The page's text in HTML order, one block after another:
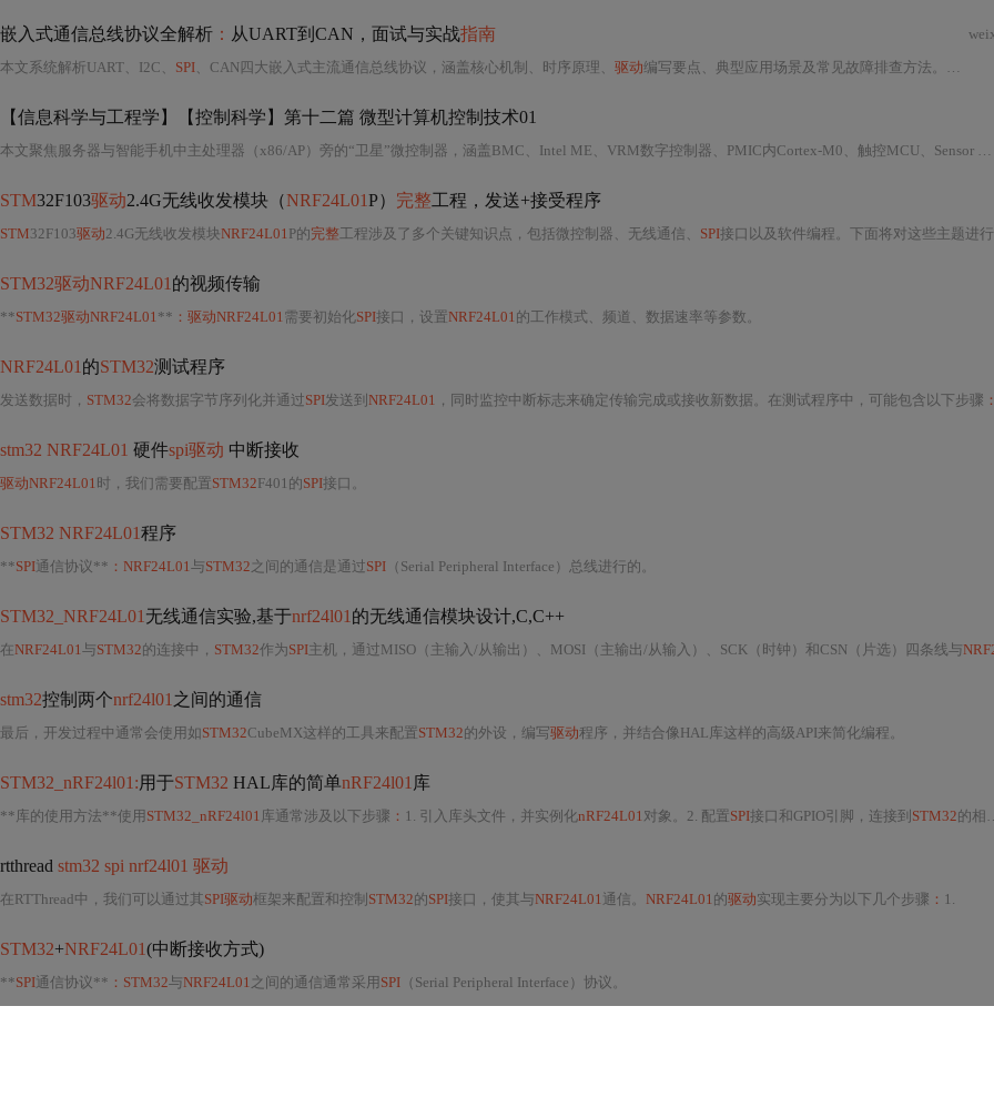
嵌入式通信总线协议全解析 ： 从UART到CAN，面试与实战指南
本文系统解析UART、I2C、 SPI、CAN四大嵌入式主流通信总线协议，涵盖核心机制、时序原理、 驱动编写要点、典型应用场景及常见故障排查方法。重点突出面试高频考点（如CAN非破坏性仲裁、I2C时钟拉伸、
【信息科学与工程学】【控制科学】第十二篇 微型计算机控制技术01
本文聚焦服务器与智能手机中主处理器（x86/AP）旁的“卫星”微控制器，涵盖BMC、Intel ME、VRM数字控制器、PMIC内Cortex-M0、触控MCU、Sensor Hub等。深入微架构层面，分析Mailbox/Doorbell通信机制、Always-on电源域、唤醒延迟、PMBus/SVID/I3C/eSPI协议、协同时序及关键寄存器接口，并给出典型参数如AST2500 ARM1176频率、SVID 16位VID、Sensor Hub唤醒2.5μs等。
STM32F103驱动2.4G无线收发模块（NRF24L01P） 完整工程，发送+接受程序
STM32F103驱动2.4G无线收发模块NRF24L01P的完整工程涉及了多个关键知识点，包括微控制器、无线通信、 SPI接口以及软件编程。下面将对这些主题进行详细
STM32驱动NRF24L01 的视频传输
**STM32驱动NRF24L01** ：驱动NRF24L01需要初始化SPI接口，设置NRF24L01的工作模式、频道、数据速率等参数。
NRF24L01 的STM32测试程序
发送数据时， STM32会将数据字节序列化并通过SPI发送到 NRF24L01 ，同时监控中断标志来确定传输完成或接收新数据。在测试程序中，可能包含以下步骤
stm32 NRF24L01 硬件spi驱动 中断接收
驱动NRF24L01 时，我们需要配置STM32F401的SPI接口。
STM32 NRF24L01程序
**SPI通信协议** ：NRF24L01与STM32 之间的通信是通过SPI （Serial Peripheral Interface）总线进行的。
STM32_NRF24L01 无线通信实验,基于nrf24l01 的无线通信模块设计,C,C++
在NRF24L01与STM32的连接中， STM32作为SPI主机，通过MISO（主输入/从输出）、MOSI（主输出/从输入）、SCK（时钟）和CSN（片选）四条线与
stm32控制两个nrf24l01 之间的通信
最后，开发过程中通常会使用如STM32CubeMX这样的工具来配置STM32的外设，编写驱动程序，并结合像HAL库这样的高级API来简化编程。
STM32_nRF24l01:用于STM32 HAL库的简单nRF24l01 库
**库的使用方法**使用 STM32_nRF24l01 库通常涉及以下步骤 ： 1. 引入库头文件，并实例化nRF24L01对象。2. 配置SPI接口和GPIO引脚，连接到 STM32的相应外设。3.
rtthread stm32 spi nrf24l01 驱动
在RTThread中，我们可以通过其SPI驱动框架来配置和控制 STM32的SPI接口，使其与NRF24L01 通信。 NRF24L01的驱动实现主要分为以下几个步骤 ： 1.
STM32+NRF24L01(中断接收方式)
**SPI通信协议** ：STM32与NRF24L01 之间的通信通常采用 SPI （Serial Peripheral Interface）协议。